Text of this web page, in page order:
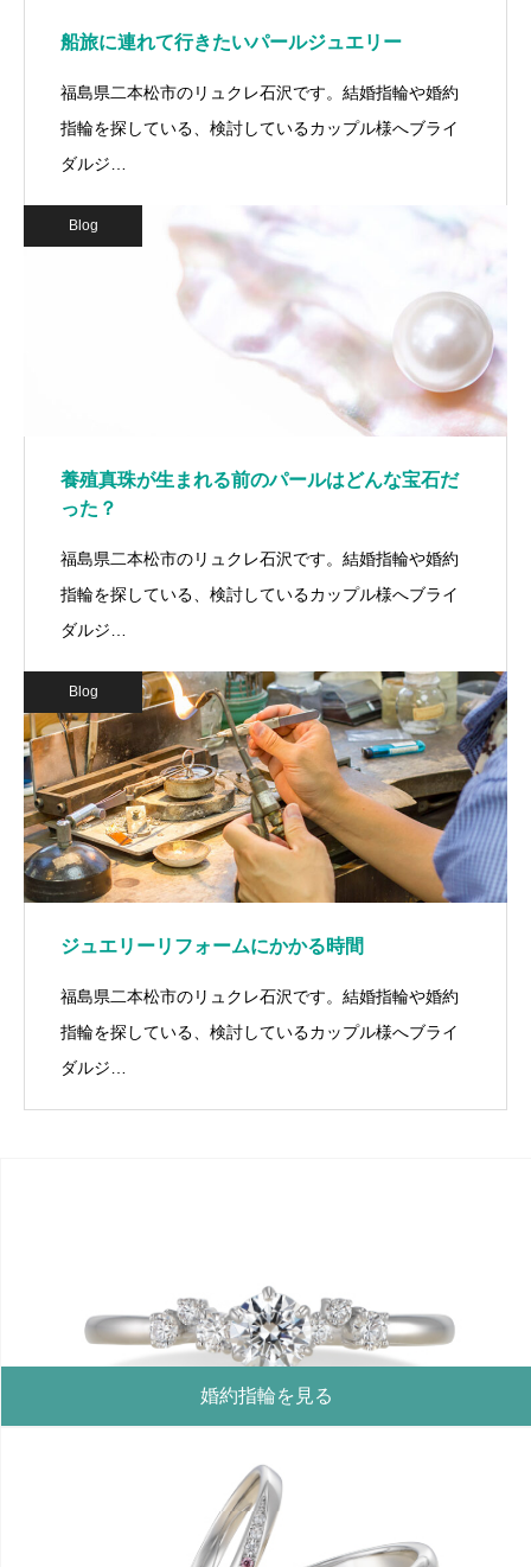
船旅に連れて行きたいパールジュエリー
福島県二本松市のリュクレ石沢です。結婚指輪や婚約
指輪を探している、検討しているカップル様へブライ
ダルジ…
Blog
養殖真珠が生まれる前のパールはどんな宝石だ
った？
福島県二本松市のリュクレ石沢です。結婚指輪や婚約
指輪を探している、検討しているカップル様へブライ
ダルジ…
Blog
ジュエリーリフォームにかかる時間
福島県二本松市のリュクレ石沢です。結婚指輪や婚約
指輪を探している、検討しているカップル様へブライ
ダルジ…
婚約指輪を見る